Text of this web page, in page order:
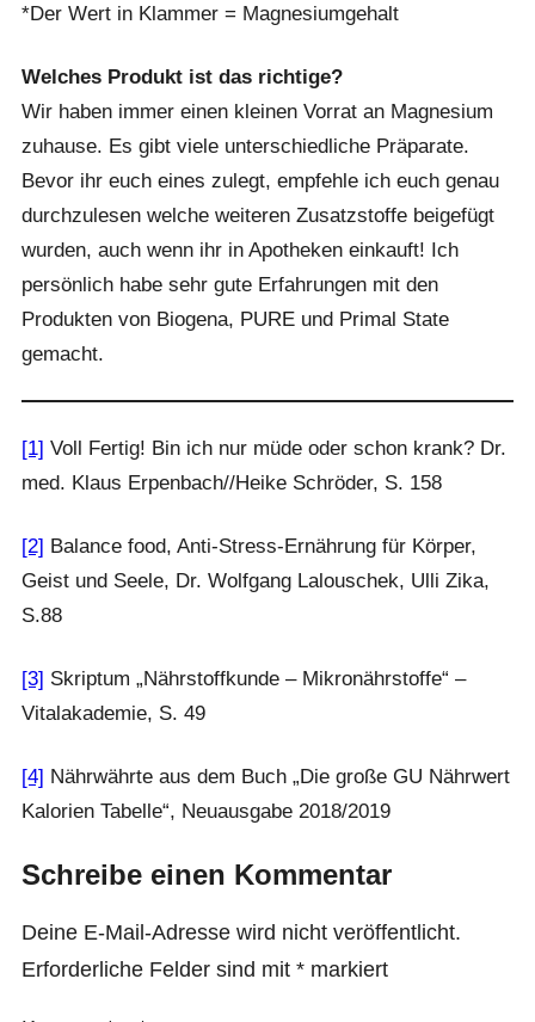
*Der Wert in Klammer = Magnesiumgehalt
Welches Produkt ist das richtige?
Wir haben immer einen kleinen Vorrat an Magnesium
zuhause. Es gibt viele unterschiedliche Präparate.
Bevor ihr euch eines zulegt, empfehle ich euch genau
durchzulesen welche weiteren Zusatzstoffe beigefügt
wurden, auch wenn ihr in Apotheken einkauft! Ich
persönlich habe sehr gute Erfahrungen mit den
Produkten von Biogena, PURE und Primal State
gemacht.
[1] Voll Fertig! Bin ich nur müde oder schon krank? Dr.
med. Klaus Erpenbach//Heike Schröder, S. 158
[2] Balance food, Anti-Stress-Ernährung für Körper,
Geist und Seele, Dr. Wolfgang Lalouschek, Ulli Zika,
S.88
[3] Skriptum „Nährstoffkunde – Mikronährstoffe“ –
Vitalakademie, S. 49
[4] Nährwährte aus dem Buch „Die große GU Nährwert
Kalorien Tabelle“, Neuausgabe 2018/2019
Schreibe einen Kommentar
Deine E-Mail-Adresse wird nicht veröffentlicht.
Erforderliche Felder sind mit *markiert